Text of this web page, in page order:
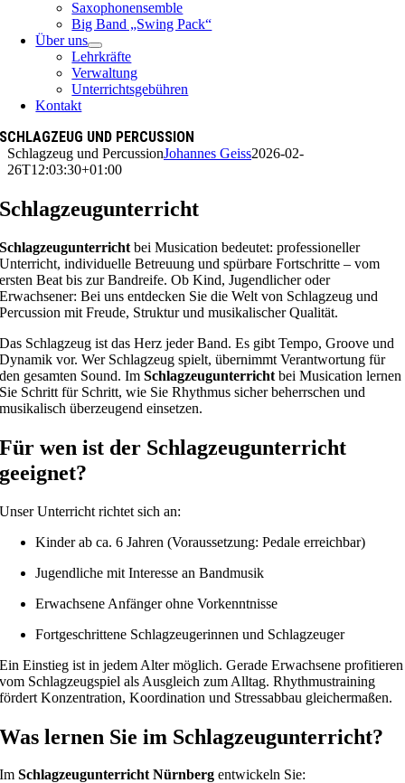
Saxophonensemble
Big Band „Swing Pack“
Über uns
Lehrkräfte
Verwaltung
Unterrichtsgebühren
Kontakt
SCHLAGZEUG UND PERCUSSION
Schlagzeug und PercussionJohannes Geiss2026-02-
26T12:03:30+01:00
Schlagzeugunterricht
Schlagzeugunterricht bei Musication bedeutet: professioneller
Unterricht, individuelle Betreuung und spürbare Fortschritte – vom
ersten Beat bis zur Bandreife. Ob Kind, Jugendlicher oder
Erwachsener: Bei uns entdecken Sie die Welt von Schlagzeug und
Percussion mit Freude, Struktur und musikalischer Qualität.
Das Schlagzeug ist das Herz jeder Band. Es gibt Tempo, Groove und
Dynamik vor. Wer Schlagzeug spielt, übernimmt Verantwortung für
den gesamten Sound. ImSchlagzeugunterricht bei Musication lernen
Sie Schritt für Schritt, wie Sie Rhythmus sicher beherrschen und
musikalisch überzeugend einsetzen.
Für wen ist der Schlagzeugunterricht
geeignet?
Unser Unterricht richtet sich an:
Kinder ab ca. 6 Jahren (Voraussetzung: Pedale erreichbar)
Jugendliche mit Interesse an Bandmusik
Erwachsene Anfänger ohne Vorkenntnisse
Fortgeschrittene Schlagzeugerinnen und Schlagzeuger
Ein Einstieg ist in jedem Alter möglich. Gerade Erwachsene profitieren
vom Schlagzeugspiel als Ausgleich zum Alltag. Rhythmustraining
fördert Konzentration, Koordination und Stressabbau gleichermaßen.
Was lernen Sie im Schlagzeugunterricht?
ImSchlagzeugunterricht Nürnberg entwickeln Sie: